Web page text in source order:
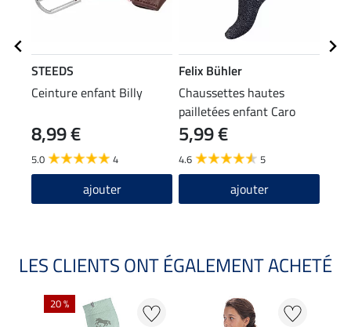
STEEDS
Ceinture enfant Billy
8,99 €
5.0 4
ajouter
Felix Bühler
Chaussettes hautes
pailletées enfant Caro
5,99 €
4.6 5
ajouter
LES CLIENTS ONT ÉGALEMENT ACHETÉ
20 %